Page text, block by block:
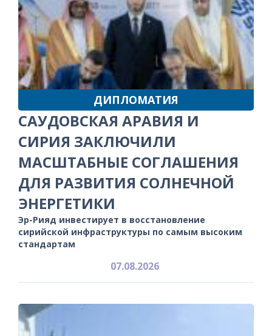
ДИПЛОМАТИЯ
САУДОВСКАЯ АРАВИЯ И
СИРИЯ ЗАКЛЮЧИЛИ
МАСШТАБНЫЕ СОГЛАШЕНИЯ
ДЛЯ РАЗВИТИЯ СОЛНЕЧНОЙ
ЭНЕРГЕТИКИ
Эр-Рияд инвестирует в восстановление
сирийской инфраструктуры по самым высоким
стандартам
07.08.2026